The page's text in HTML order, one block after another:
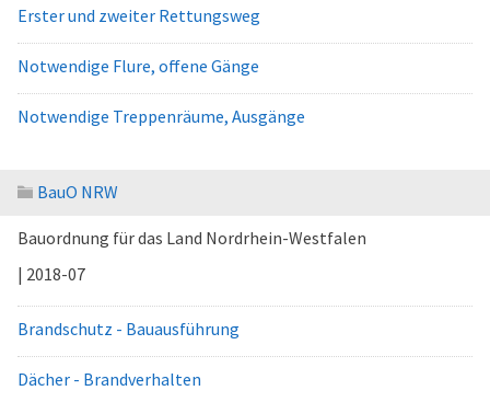
Erster und zweiter Rettungsweg
Notwendige Flure, offene Gänge
Notwendige Treppenräume, Ausgänge
BauO NRW
Bauordnung für das Land Nordrhein-Westfalen
| 2018-07
Brandschutz - Bauausführung
Dächer - Brandverhalten